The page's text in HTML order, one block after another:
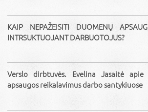
KAIP NEPAŽEISITI DUOMENŲ
INTRSUKTUOJANT DARBUOTOJUS?
Verslo dirbtuvės. Evelina Jasaitė apie
apsaugos reikalavimus darbo santykiuose